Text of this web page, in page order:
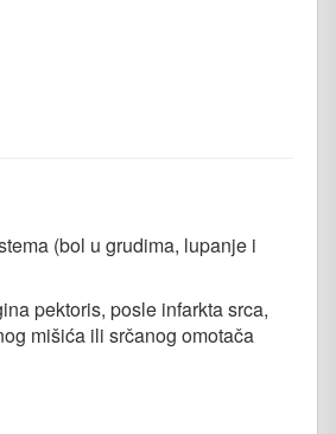
(bol u grudima, lupanje i
pektoris, posle infarkta srca,
mišića ili srčanog omotača